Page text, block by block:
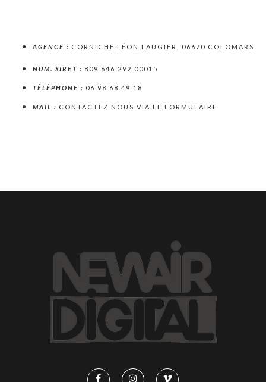
AGENCE : CORNICHE LÉON LAUGIER, 06670 COLOMARS
NUM. SIRET : 809 646 292 00015
TÉLÉPHONE : 06 98 68 49 18
MAIL : CONTACTEZ NOUS VIA LE FORMULAIRE